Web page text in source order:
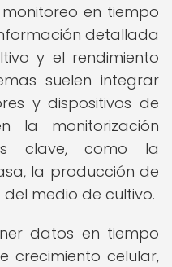
en tiempo
detallada
y el rendimiento
suelen integrar
y dispositivos de
la monitorización
clave, como la
la producción de
medio de cultivo.
datos en tiempo
crecimiento celular,